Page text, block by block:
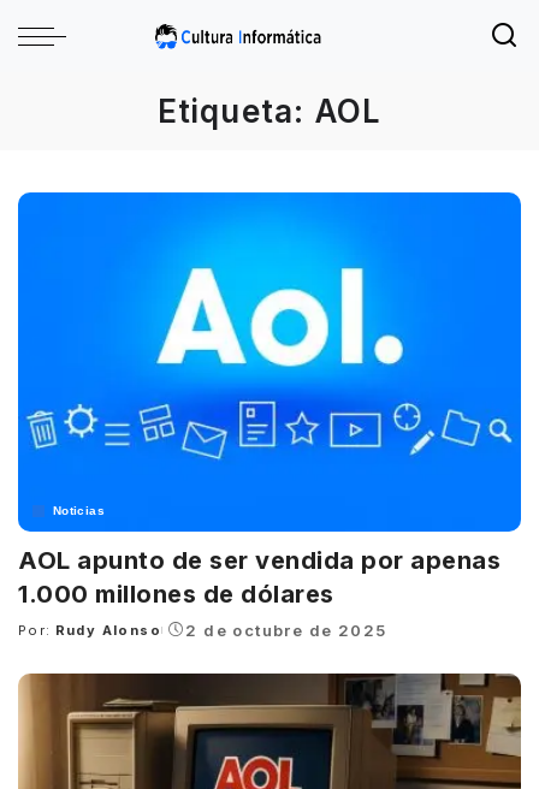
Etiqueta: AOL
Noticias
AOL apunto de ser vendida por apenas
1.000 millones de dólares
Posted
Por: Rudy Alonso 2 de octubre de 2025